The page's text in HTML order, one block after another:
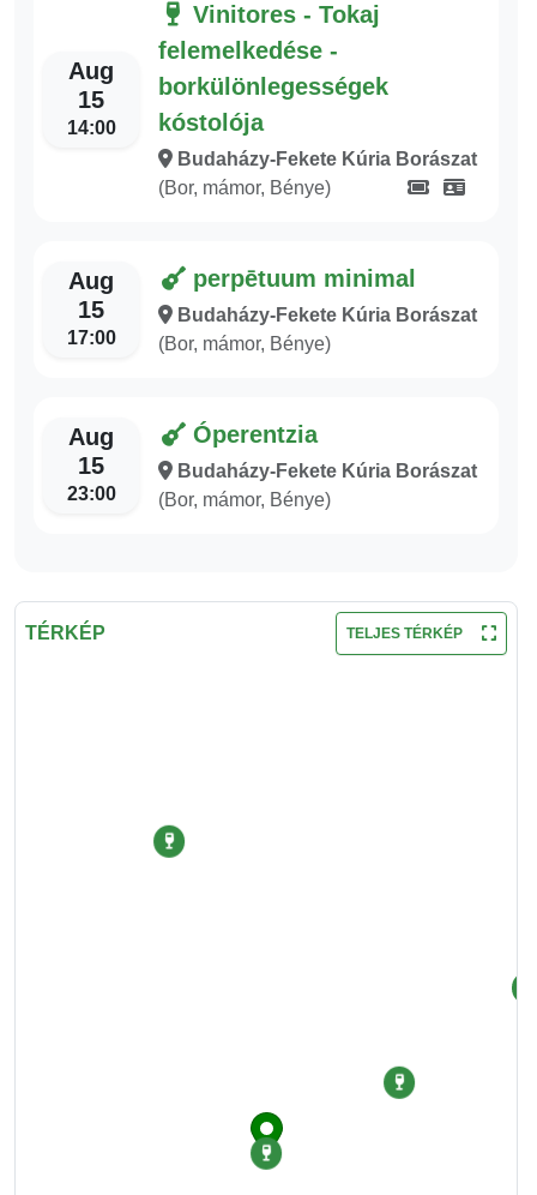
Aug
15
14:00
Vinitores - Tokaj
felemelkedése -
borkülönlegességek
kóstolója
Budaházy-Fekete Kúria Borászat
(Bor, mámor, Bénye)
Aug
15
17:00
perpētuum minimal
Budaházy-Fekete Kúria Borászat
(Bor, mámor, Bénye)
Aug
15
23:00
Óperentzia
Budaházy-Fekete Kúria Borászat
(Bor, mámor, Bénye)
TÉRKÉP TELJES TÉRKÉP